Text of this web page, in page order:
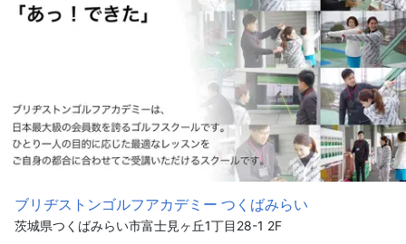
ブリヂストンゴルフアカデミー つくばみらい
茨城県つくばみらい市富士見ヶ丘1丁目28-1 2F